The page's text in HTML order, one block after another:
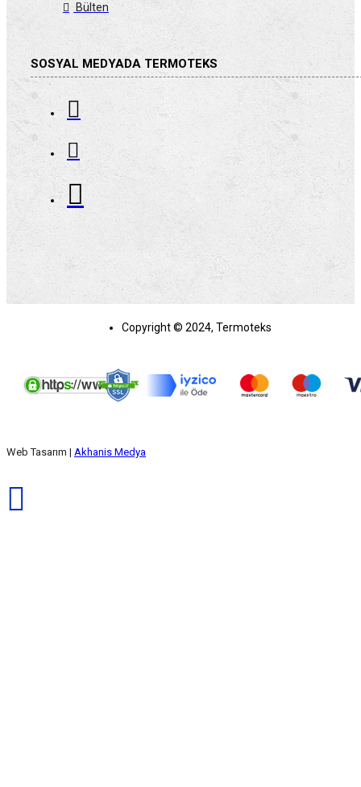
Bülten
SOSYAL MEDYADA TERMOTEKS
Copyright © 2024, Termoteks
Web Tasarım | Akhanis Medya